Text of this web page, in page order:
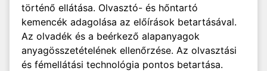
történő ellátása. Olvasztó- és hőntartó
kemencék adagolása az előírások betartásával.
Az olvadék és a beérkező alapanyagok
anyagösszetételének ellenőrzése. Az olvasztási
és fémellátási technológia pontos betartása.